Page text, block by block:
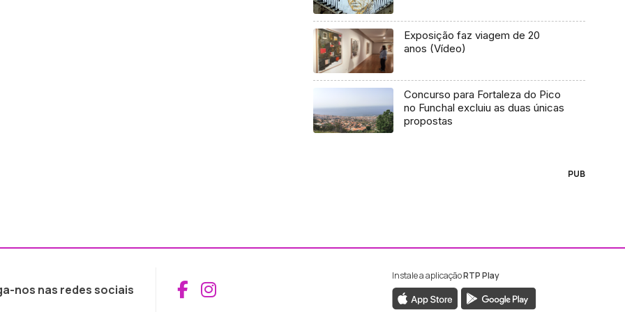
Exposição faz viagem de 20
anos (Vídeo)
Concurso para Fortaleza do Pico
no Funchal excluiu as duas únicas
propostas
PUB
nos nas redes sociais Aceder ao Facebook da RTP Madeira
Aceder ao Instagram da RTP Madeira
Instale a aplicaçãoRTP Play